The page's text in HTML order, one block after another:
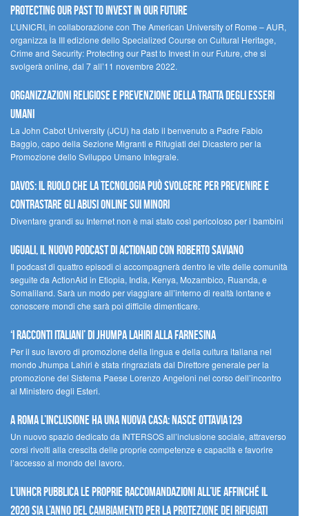
Protecting our Past to Invest in our Future
L’UNICRI, in collaborazione con The American University of Rome – AUR,
organizza la III edizione dello Specialized Course on Cultural Heritage,
Crime and Security: Protecting our Past to Invest in our Future, che si
svolgerà online, dal 7 all’11 novembre 2022.
Organizzazioni religiose e prevenzione della tratta degli esseri
umani
La John Cabot University (JCU) ha dato il benvenuto a Padre Fabio
Baggio, capo della Sezione Migranti e Rifugiati del Dicastero per la
Promozione dello Sviluppo Umano Integrale.
Davos: il ruolo che la tecnologia può svolgere per prevenire e
contrastare gli abusi online sui minori
Diventare grandi su Internet non è mai stato così pericoloso per i bambini
UGUALI, il nuovo podcast di ACTIONAID con Roberto Saviano
Il podcast di quattro episodi ci accompagnerà dentro le vite delle comunità
seguite da ActionAid in Etiopia, India, Kenya, Mozambico, Ruanda, e
Somaliland. Sarà un modo per viaggiare all’interno di realtà lontane e
conoscere mondi che sarà poi difficile dimenticare.
‘I racconti italiani’ di Jhumpa Lahiri alla Farnesina
Per il suo lavoro di promozione della lingua e della cultura italiana nel
mondo Jhumpa Lahiri è stata ringraziata dal Direttore generale per la
promozione del Sistema Paese Lorenzo Angeloni nel corso dell’incontro
al Ministero degli Esteri.
A Roma l’inclusione ha una nuova casa: nasce Ottavia129
Un nuovo spazio dedicato da INTERSOS all’inclusione sociale, attraverso
corsi rivolti alla crescita delle proprie competenze e capacità e favorire
l’accesso al mondo del lavoro.
L’UNHCR pubblica le proprie raccomandazioni all’UE affinché il
2020 sia l’anno del cambiamento per la protezione dei rifugiati